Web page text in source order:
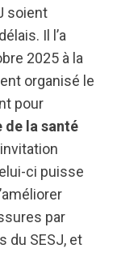
soient
Il l’a
2025 à la
organisé le
pour
de la santé
ci puisse
par
du SESJ, et